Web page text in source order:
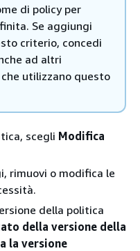
di policy per
Se aggiungi
criterio, concedi
ad altri
utilizzano questo
scegli Modifica
rimuovi o modifica le
della politica
della versione della
la versione